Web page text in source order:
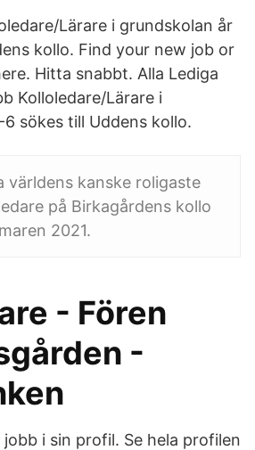
Lärare i grundskolan år
kollo. Find your new job or
Hitta snabbt. Alla Lediga
Kolloledare/Lärare i
sökes till Uddens kollo.
världens kanske roligaste
på Birkagårdens kollo
2021.
- Fören
-
i sin profil. Se hela profilen